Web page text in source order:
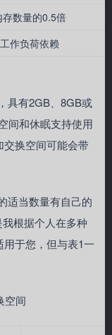
存数量的0.5倍
工作负荷依赖
具有2GB、8GB或
间和休眠支持使用
换空间可能会带
适当数量有自己的
根据个人在多种
于您，但与表1一
空间